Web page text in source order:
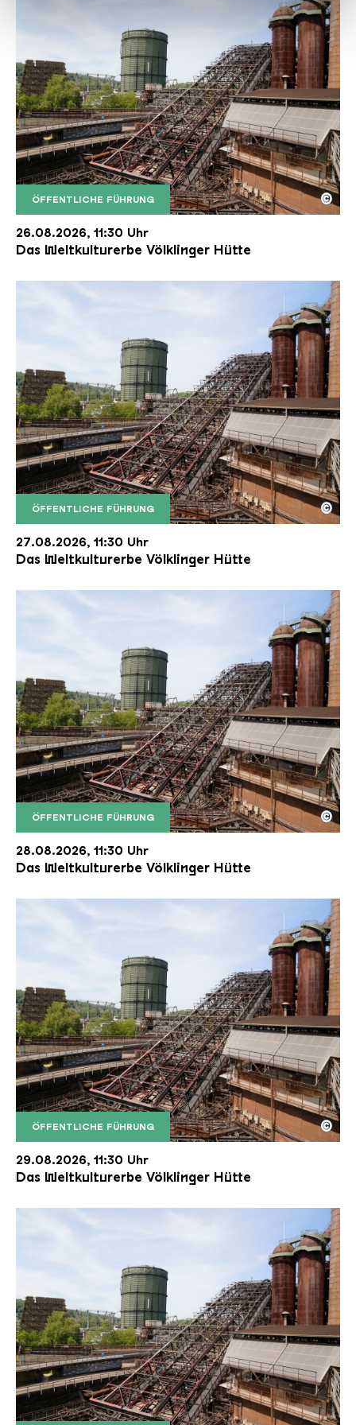
ÖFFENTLICHE FÜHRUNG
Der Erzschrägaufzug der Völklinger Hütte mit
Copyright: Weltkulturerbe Völklinger Hütte | Karl
©
26.08.2026, 11:30 Uhr
Das Weltkulturerbe Völklinger Hütte
ÖFFENTLICHE FÜHRUNG
Der Erzschrägaufzug der Völklinger Hütte mit
Copyright: Weltkulturerbe Völklinger Hütte | Karl
©
27.08.2026, 11:30 Uhr
Das Weltkulturerbe Völklinger Hütte
ÖFFENTLICHE FÜHRUNG
Der Erzschrägaufzug der Völklinger Hütte mit
Copyright: Weltkulturerbe Völklinger Hütte | Karl
©
28.08.2026, 11:30 Uhr
Das Weltkulturerbe Völklinger Hütte
ÖFFENTLICHE FÜHRUNG
Der Erzschrägaufzug der Völklinger Hütte mit
Copyright: Weltkulturerbe Völklinger Hütte | Karl
©
29.08.2026, 11:30 Uhr
Das Weltkulturerbe Völklinger Hütte